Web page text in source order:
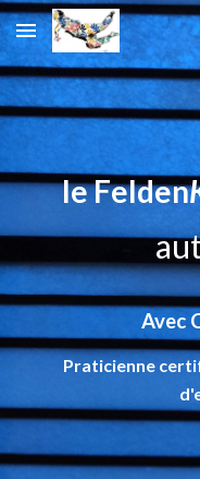
Skip to main content
leFelden
Avec
Praticienne